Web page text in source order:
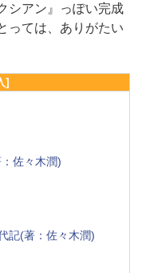
シアン』っぽい完成
っては、ありがたい
]
佐々木潤)
記(著：佐々木潤)